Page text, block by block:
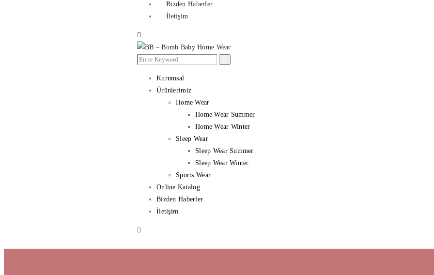
Bizden Haberler
İletişim
Kurumsal
Ürünlerimiz
Home Wear
Home Wear Summer
Home Wear Winter
Sleep Wear
Sleep Wear Summer
Sleep Wear Winter
Sports Wear
Online Katalog
Bizden Haberler
İletişim